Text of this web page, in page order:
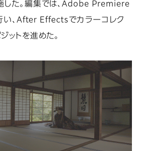
した。編集では、Adobe Premiere
い、After Effectsでカラーコレク
ットを進めた。